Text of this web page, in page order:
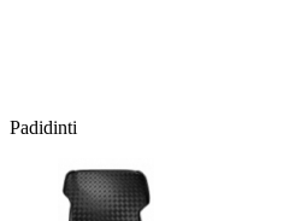
Padidinti